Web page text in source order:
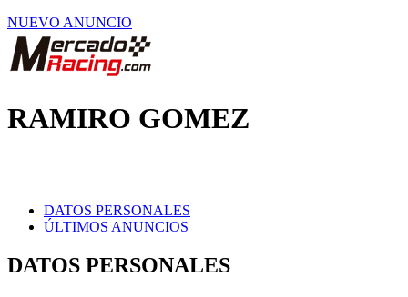
NUEVO ANUNCIO
RAMIRO GOMEZ
DATOS PERSONALES
ÚLTIMOS ANUNCIOS
DATOS PERSONALES